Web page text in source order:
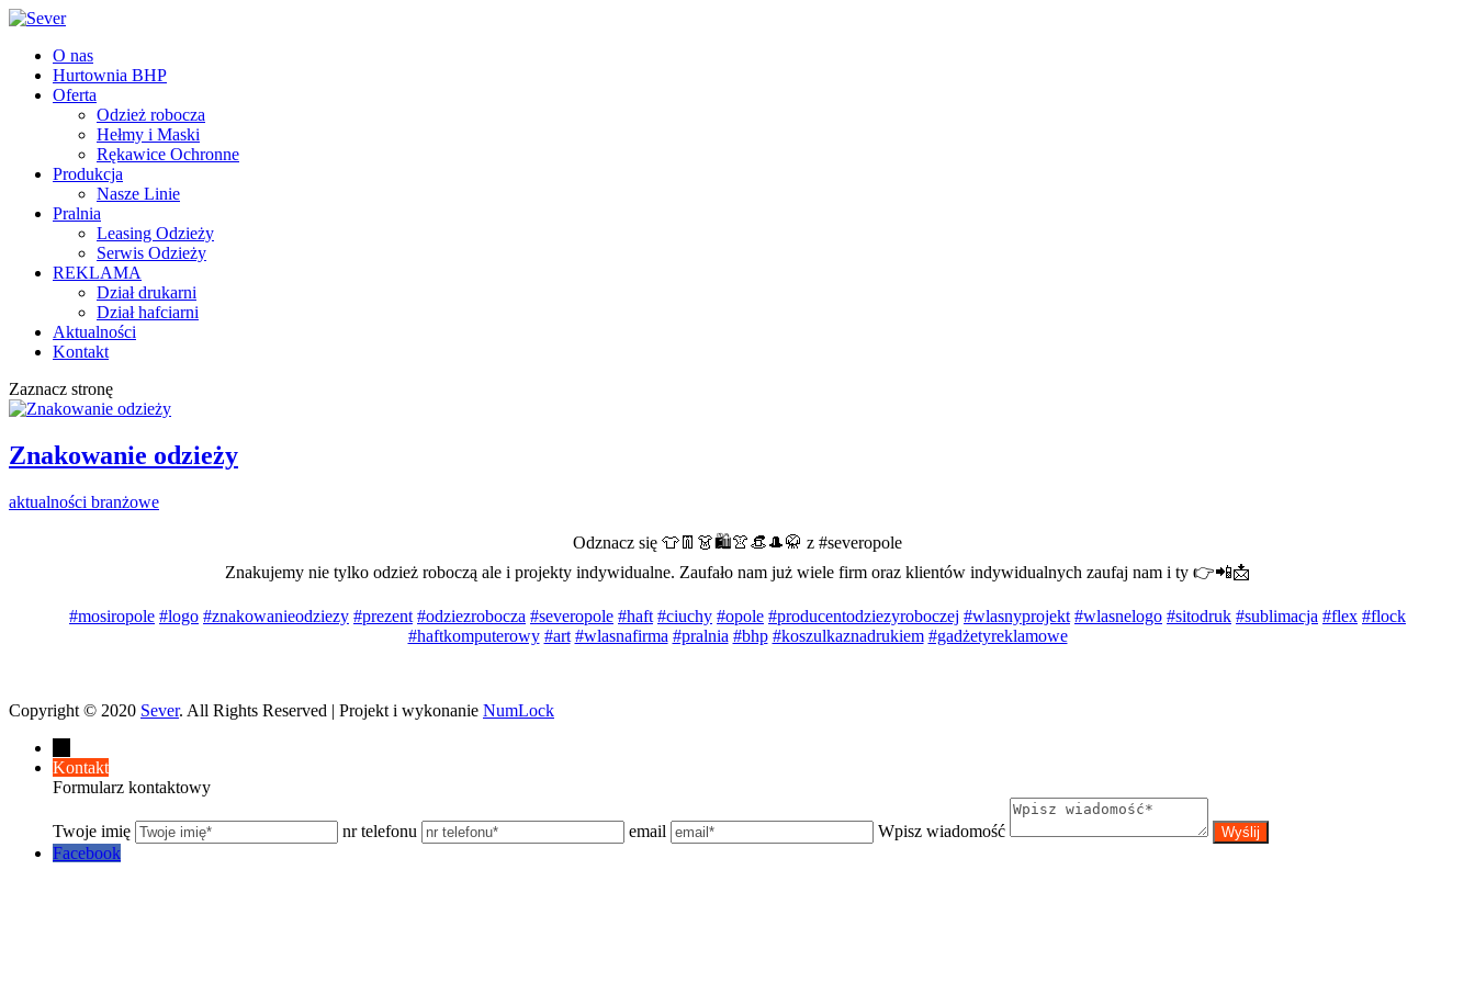
O nas
Hurtownia BHP
Oferta
Odzież robocza
Hełmy i Maski
Rękawice Ochronne
Produkcja
Nasze Linie
Pralnia
Leasing Odzieży
Serwis Odzieży
REKLAMA
Dział drukarni
Dział hafciarni
Aktualności
Kontakt
Zaznacz stronę
Znakowanie odzieży
aktualności branżowe
Odznacz się 👕👖👗🛍👚👒🎩🥋 z #severopole
Znakujemy nie tylko odzież roboczą ale i projekty indywidualne. Zaufało nam już wiele firm oraz klientów indywidualnych zaufaj nam i ty 👉📲📩
#mosiropole #logo #znakowanieodziezy #prezent #odziezrobocza #severopole #haft #ciuchy #opole #producentodziezyroboczej #wlasnyprojekt #wlasnelogo #sitodruk #sublimacja #flex #flock
#haftkomputerowy #art #wlasnafirma #pralnia #bhp #koszulkaznadrukiem #gadżetyreklamowe
Copyright © 2020 Sever. All Rights Reserved | Projekt i wykonanie NumLock
Kontakt
Formularz kontaktowy
Twoje imię nr telefonu email
Wpisz wiadomość
Facebook